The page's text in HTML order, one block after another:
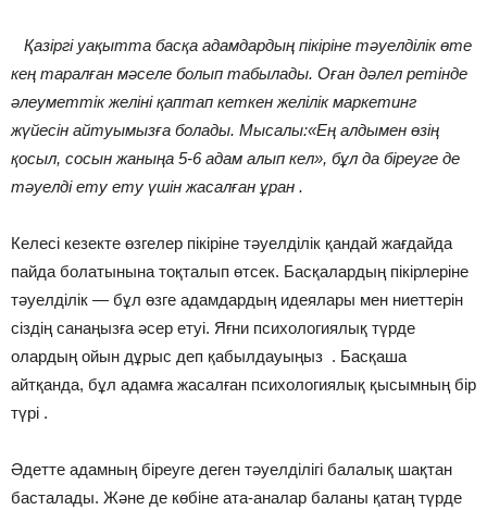
Қазіргі уақытта басқа адамдардың пікіріне тәуелділік өте
кең таралған мәселе болып табылады. Оған дәлел ретінде
әлеуметтік желіні қаптап кеткен желілік маркетинг
жүйесін айтуымызға болады. Мысалы:«Ең алдымен өзің
қосыл, сосын жаныңа 5-6 адам алып кел», бұл да біреуге де
тәуелді ету ету үшін жасалған ұран .
Келесі кезекте өзгелер пікіріне тәуелділік қандай жағдайда
пайда болатынына тоқталып өтсек. Басқалардың пікірлеріне
тәуелділік — бұл өзге адамдардың идеялары мен ниеттерін
сіздің санаңызға әсер етуі. Яғни психологиялық түрде
олардың ойын дұрыс деп қабылдауыңыз . Басқаша
айтқанда, бұл адамға жасалған психологиялық қысымның бір
түрі .
Әдетте адамның біреуге деген тәуелділігі балалық шақтан
басталады. Және де көбіне ата-аналар баланы қатаң түрде